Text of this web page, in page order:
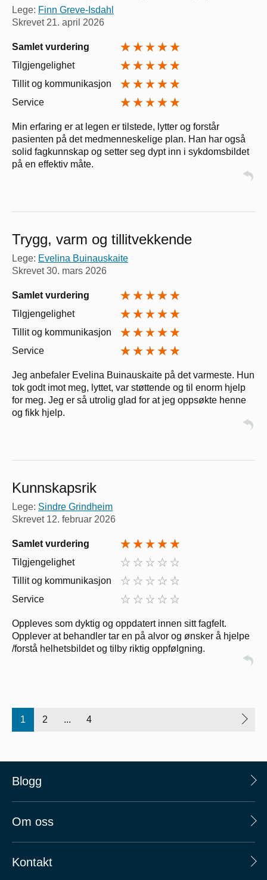
Lege: Finn Greve-Isdahl
Skrevet 21. april 2026
Samlet vurdering
Tilgjengelighet
Tillit og kommunikasjon
Service
Min erfaring er at legen er tilstede, lytter og forstår
pasienten på det medmenneskelige plan. Han har også
solid fagkunnskap og setter seg dypt inn i sykdomsbildet
på en effektiv måte.
Trygg, varm og tillitvekkende
Lege: Evelina Buinauskaite
Skrevet30. mars 2026
Samlet vurdering
Tilgjengelighet
Tillit og kommunikasjon
Service
Jeg anbefaler Evelina Buinauskaite på det varmeste. Hun
tok godt imot meg, lyttet, var støttende og til enorm hjelp
for meg. Jeg er så utrolig glad for at jeg oppsøkte henne
og fikk hjelp.
Kunnskapsrik
Lege: Sindre Grindheim
Skrevet 12. februar 2026
Samlet vurdering
Tilgjengelighet
Tillit og kommunikasjon
Service
Oppleves som dyktig og oppdatert innen sitt fagfelt.
Opplever at behandler tar en på alvor og ønsker å hjelpe
/forstå helhetsbildet og tilby riktig oppfølgning.
1 2 ... 4
Blogg
Om oss
Kontakt